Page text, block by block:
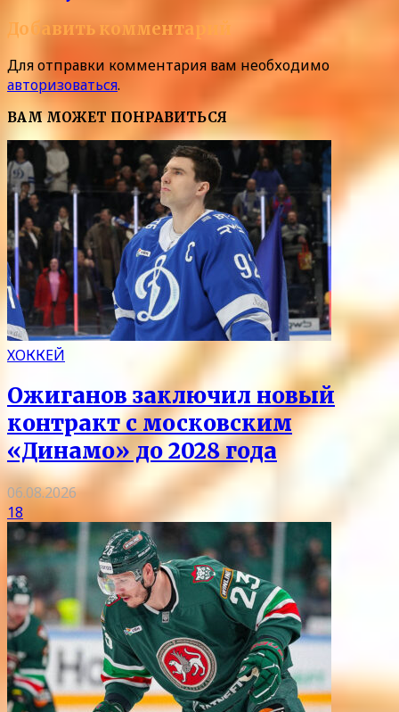
Добавить комментарий
Для отправки комментария вам необходимо
авторизоваться.
ВАМ МОЖЕТ ПОНРАВИТЬСЯ
ХОККЕЙ
Ожиганов заключил новый
контракт с московским
«Динамо» до 2028 года
06.08.2026
18